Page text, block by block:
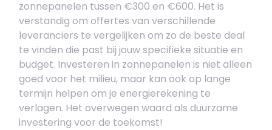
zonnepanelen tussen €300 en €600. Het is
verstandig om offertes van verschillende
leveranciers te vergelijken om zo de beste deal
te vinden die past bij jouw specifieke situatie en
budget. Investeren in zonnepanelen is niet alleen
goed voor het milieu, maar kan ook op lange
termijn helpen om je energierekening te
verlagen. Het overwegen waard als duurzame
investering voor de toekomst!